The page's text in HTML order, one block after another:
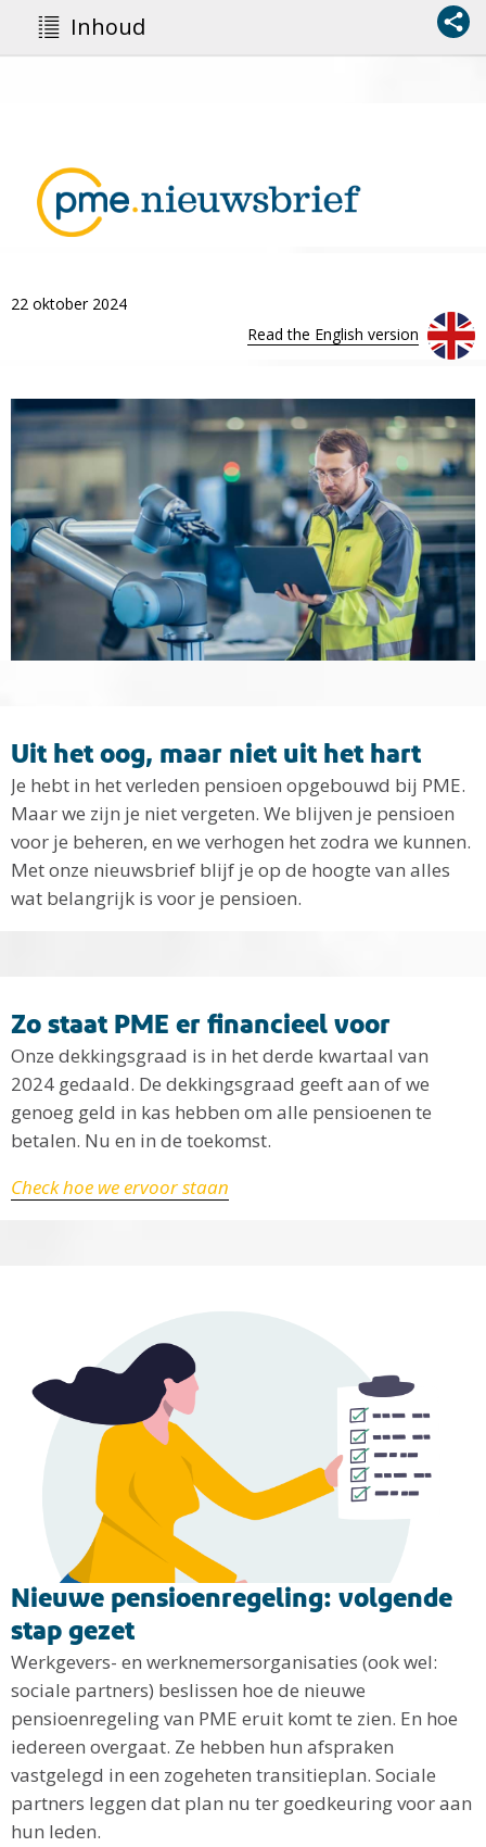
Inhoud
22 oktober 2024
Read the English version
Uit het oog, maar niet uit het hart
Je hebt in het verleden pensioen opgebouwd bij PME.
Maar we zijn je niet vergeten. We blijven je pensioen
voor je beheren, en we verhogen het zodra we kunnen.
Met onze nieuwsbrief blijf je op de hoogte van alles
wat belangrijk is voor je pensioen.
Zo staat PME er financieel voor
Onze dekkingsgraad is in het derde kwartaal van
2024 gedaald. De dekkingsgraad geeft aan of we
genoeg geld in kas hebben om alle pensioenen te
betalen. Nu en in de toekomst.
Check hoe we ervoor staan
Nieuwe pensioenregeling: volgende
stap gezet
Werkgevers- en werknemersorganisaties (ook wel:
sociale partners) beslissen hoe de nieuwe
pensioenregeling van PME eruit komt te zien. En hoe
iedereen overgaat. Ze hebben hun afspraken
vastgelegd in een zogeheten transitieplan. Sociale
partners leggen dat plan nu ter goedkeuring voor aan
hun leden.